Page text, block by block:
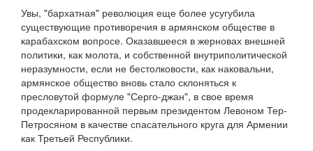
Увы, "бархатная" революция еще более усугубила
существующие противоречия в армянском обществе в
карабахском вопросе. Оказавшееся в жерновах внешней
политики, как молота, и собственной внутриполитической
неразумности, если не бестолковости, как наковальни,
армянское общество вновь стало склоняться к
пресловутой формуле "Серго-джан", в свое время
продекларированной первым президентом Левоном Тер-
Петросяном в качестве спасательного круга для Армении
как Третьей Республики.